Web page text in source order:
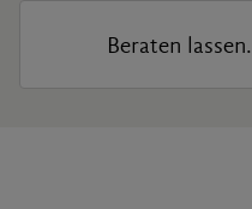
Beraten lassen.